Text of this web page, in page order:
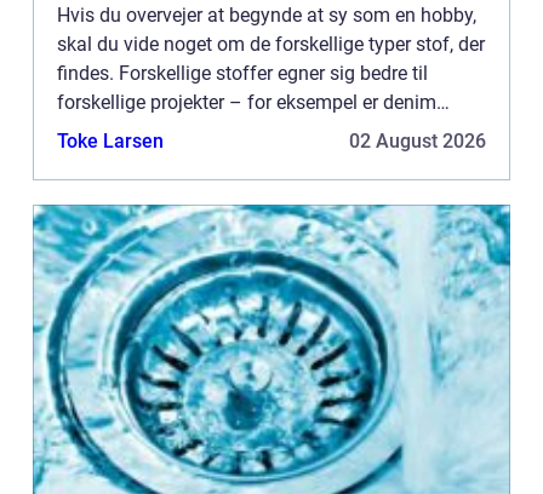
Hvis du overvejer at begynde at sy som en hobby,
skal du vide noget om de forskellige typer stof, der
findes. Forskellige stoffer egner sig bedre til
forskellige projekter – for eksempel er denim
perfekt til at lave jeans, mens bomuldsjersey er...
Toke Larsen 02 August 2026